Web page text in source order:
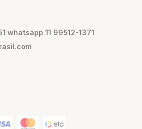
whatsapp 11 99512-1371